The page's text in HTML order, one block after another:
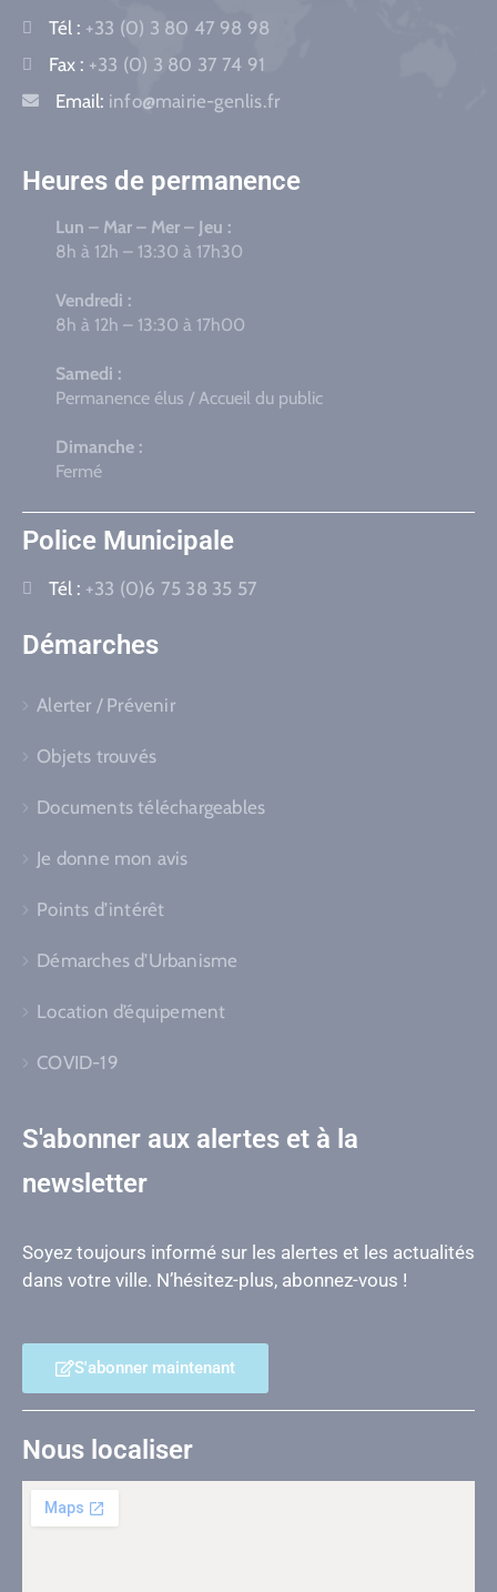
Tél : +33 (0) 3 80 47 98 98
Fax : +33 (0) 3 80 37 74 91
Email: info@mairie-genlis.fr
Heures de permanence
Lun – Mar – Mer – Jeu :
8h à 12h – 13:30 à 17h30
Vendredi :
8h à 12h – 13:30 à 17h00
Samedi :
Permanence élus / Accueil du public
Dimanche :
Fermé
Police Municipale
Tél : +33 (0)6 75 38 35 57
Démarches
Alerter / Prévenir
Objets trouvés
Documents téléchargeables
Je donne mon avis
Points d’intérêt
Démarches d’Urbanisme
Location d’équipement
COVID-19
S'abonner aux alertes et à la
newsletter
Soyez toujours informé sur les alertes et les actualités
dans votre ville. N’hésitez-plus, abonnez-vous !
S'abonner maintenant
Nous localiser